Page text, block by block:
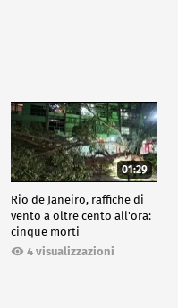
01:29
Rio de Janeiro, raffiche di
vento a oltre cento all'ora:
cinque morti
4 visualizzazioni